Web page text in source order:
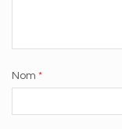
Nom *